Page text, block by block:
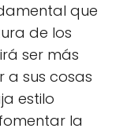
que
de los
ser más
a sus cosas
estilo
la